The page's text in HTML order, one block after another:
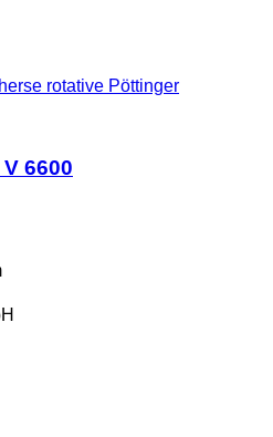
herse rotative Pöttinger
6600